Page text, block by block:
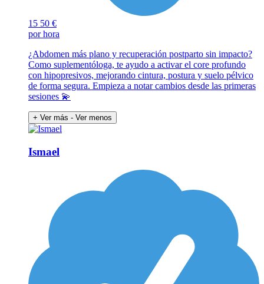
15 50 €
por hora
¿Abdomen más plano y recuperación postparto sin impacto?
Como suplementóloga, te ayudo a activar el core profundo
con hipopresivos, mejorando cintura, postura y suelo pélvico
de forma segura. Empieza a notar cambios desde las primeras
sesiones 💫
+ Ver más - Ver menos
Ismael